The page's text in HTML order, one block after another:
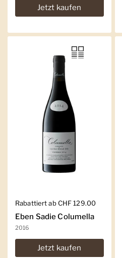
Jetzt kaufen
Regulärer Preis
Rabattiert ab CHF 129.00
Eben Sadie Columella
2016
Jetzt kaufen